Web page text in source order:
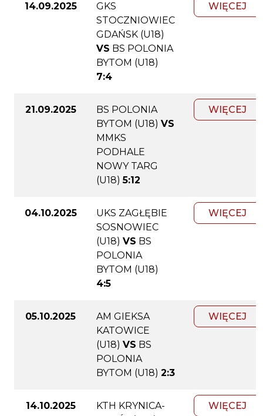
14.09.2025
GKS
STOCZNIOWIEC
GDAŃSK (U18)
VS BS POLONIA
BYTOM (U18)
7:4
WIĘCEJ
21.09.2025
BS POLONIA
BYTOM (U18) VS
MMKS
PODHALE
NOWY TARG
(U18) 5:12
WIĘCEJ
04.10.2025
UKS ZAGŁĘBIE
SOSNOWIEC
(U18) VS BS
POLONIA
BYTOM (U18)
4:5
WIĘCEJ
05.10.2025
AM GIEKSA
KATOWICE
(U18) VS BS
POLONIA
BYTOM (U18) 2:3
WIĘCEJ
14.10.2025
KTH KRYNICA-
WIĘCEJ